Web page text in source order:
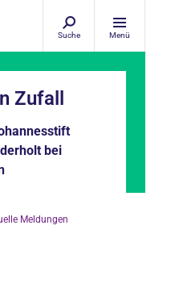
Suche Menü
Zufall
bei
Meldungen